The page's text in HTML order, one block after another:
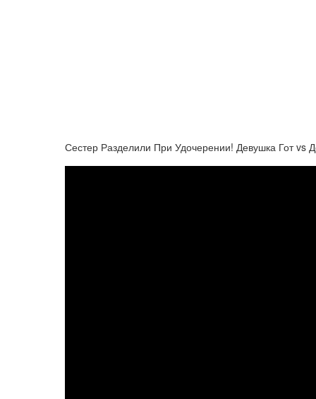
Сестер Разделили При Удочерении! Девушка Гот vs